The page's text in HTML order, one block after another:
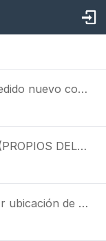
poder imprimir etiquetas de un pedido nuevo completo para poder rotular la mercadería al preparar el
AGILIZAR CARGA DE CHEQUES (PROPIOS DEL CLIENTE) EN RECIBOS
en el modulo producto, filtrar por ubicación de productos